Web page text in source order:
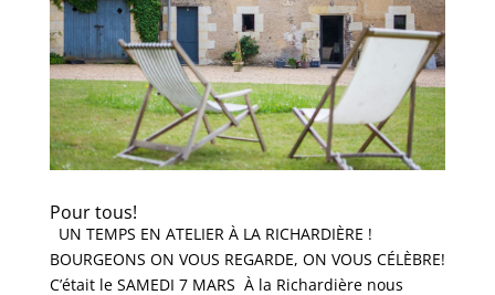
Pour tous!
UN TEMPS EN ATELIER À LA RICHARDIÈRE !
BOURGEONS ON VOUS REGARDE, ON VOUS CÉLÈBRE!
C’était le SAMEDI 7 MARS À la Richardière nous